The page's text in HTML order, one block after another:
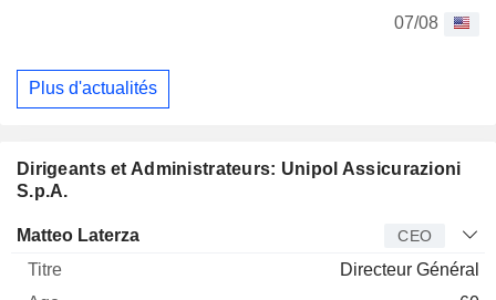
07/08
Plus d'actualités
Dirigeants et Administrateurs: Unipol Assicurazioni
S.p.A.
Dirigeant Titre
Matteo Laterza CEO
Directeur Général